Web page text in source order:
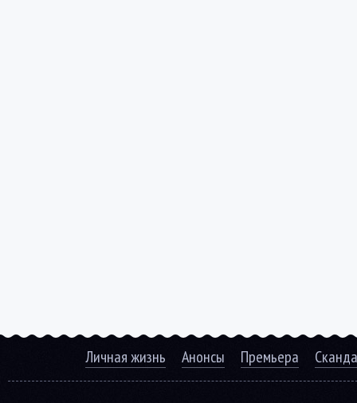
Личная жизнь Анонсы Премьера